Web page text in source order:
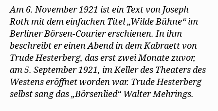
besucht
die
Wilde
Bühne
Am 6. November 1921 ist ein Text von Joseph
Roth mit dem einfachen Titel „Wilde Bühne“ im
Berliner Börsen-Courier erschienen. In ihm
beschreibt er einen Abend in dem Kabraett von
Trude Hesterberg, das erst zwei Monate zuvor,
am 5. September 1921, im Keller des Theaters des
Westens eröffnet worden war. Trude Hesterberg
selbst sang das „Börsenlied“ Walter Mehrings.